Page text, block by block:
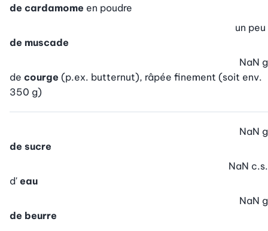
de cardamome en poudre
de muscade
un peu
de courge (p.ex. butternut), râpée finement (soit env.
350 g)
NaN g
de sucre
NaN g
d' eau
NaN c.s.
de beurre
NaN g